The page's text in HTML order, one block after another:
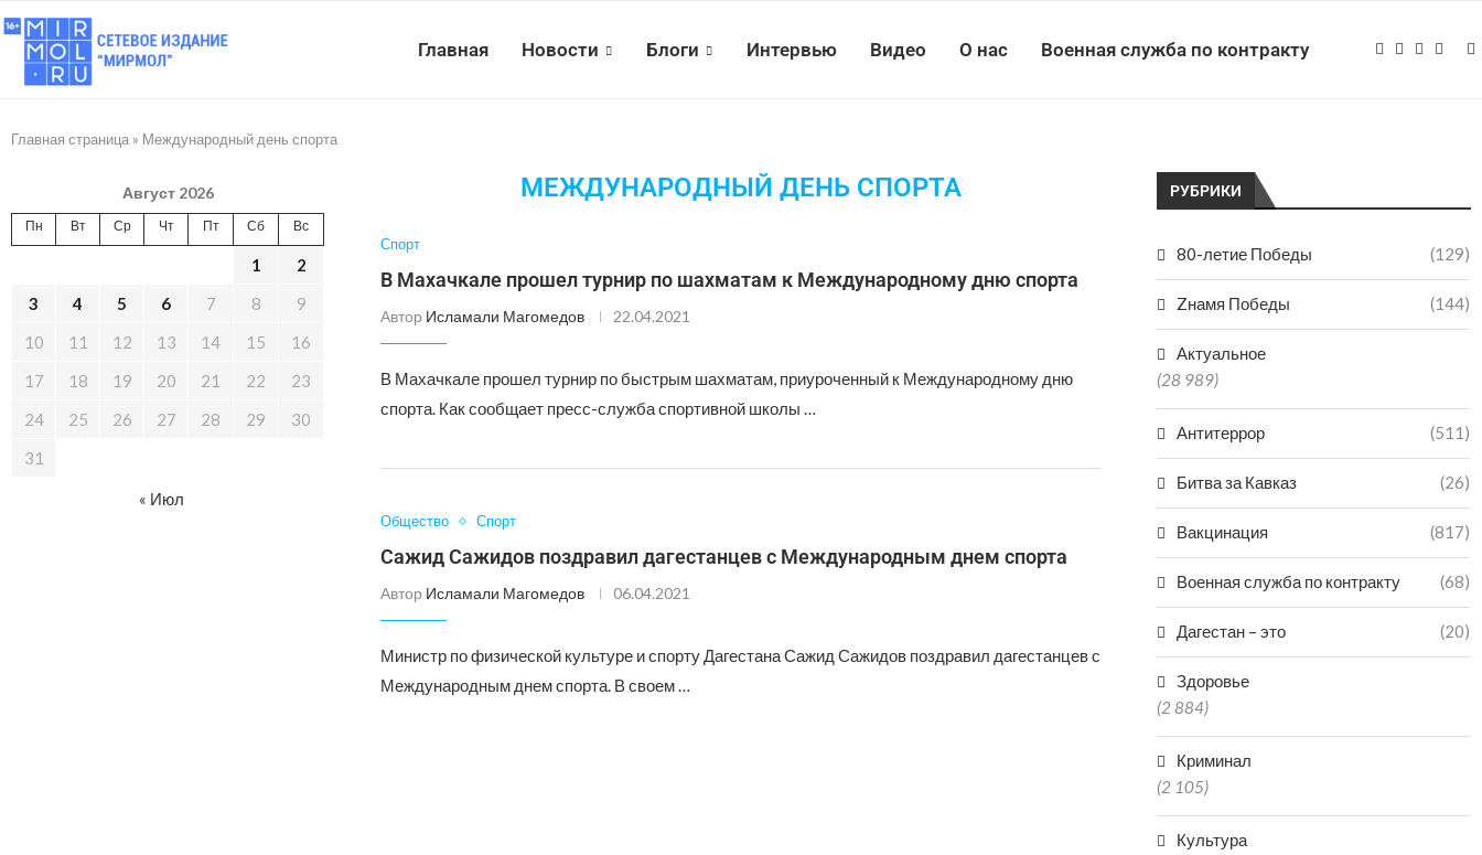
Главная Новости Блоги Интервью Видео О нас Военная служба по контракту
Главная страница » Международный день спорта
МЕЖДУНАРОДНЫЙ ДЕНЬ СПОРТА
Спорт
В Махачкале прошел турнир по шахматам к Международному дню спорта
Автор Исламали Магомедов 22.04.2021
В Махачкале прошел турнир по быстрым шахматам, приуроченный к Международному дню
спорта. Как сообщает пресс-служба спортивной школы …
Общество Спорт
Сажид Сажидов поздравил дагестанцев с Международным днем спорта
Автор Исламали Магомедов 06.04.2021
Министр по физической культуре и спорту Дагестана Сажид Сажидов поздравил дагестанцев с
Международным днем спорта. В своем …
РУБРИКИ
80-летие Победы (129)
Zнамя Победы (144)
Актуальное
(28 989)
Антитеррор (511)
Битва за Кавказ (26)
Вакцинация (817)
Военная служба по контракту (68)
Дагестан – это (20)
Здоровье
(2 884)
Криминал
(2 105)
Культура
Август 2026
Пн Вт Ср Чт Пт Сб Вс
1
2
3
4 5 6 7 8
9
10
11 12 13 14 15
16
17
18 19 20 21 22
23
24
25 26 27 28 29
30
31
« Июл